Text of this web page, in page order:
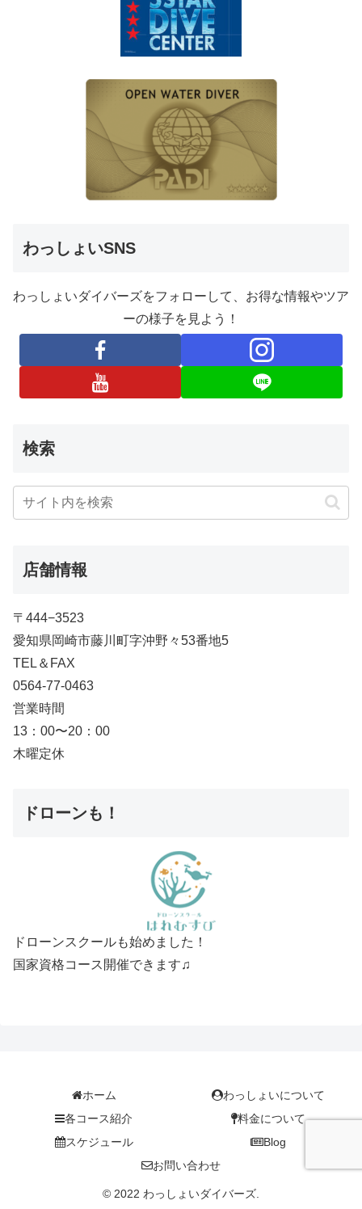
わっしょいSNS
わっしょいダイバーズをフォローして、お得な情報やツア
ーの様子を見よう！
検索
店舗情報
〒444−3523
愛知県岡崎市藤川町字沖野々53番地5
TEL＆FAX
0564-77-0463
営業時間
13：00〜20：00
木曜定休
ドローンも！
ドローンスクールも始めました！
国家資格コース開催できます♫
ホーム
わっしょいについて
各コース紹介
料金について
スケジュール
Blog
お問い合わせ
© 2022 わっしょいダイバーズ.